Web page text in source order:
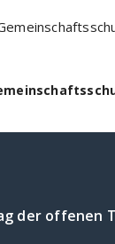
der offenen